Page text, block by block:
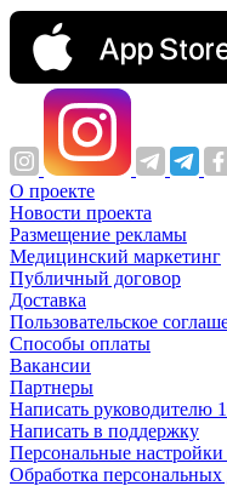
О проекте
Новости проекта
Размещение рекламы
Медицинский маркетинг
Публичный договор
Доставка
Пользовательское
Способы оплаты
Вакансии
Партнеры
Написать руководителю
Написать в поддержку
Персональные
Обработка